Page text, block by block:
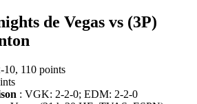
de Vegas vs (3P)
10, 110 points
: VGK: 2-2-0; EDM: 2-2-0